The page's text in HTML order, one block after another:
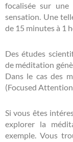
focalisée sur
sensation. Une
de 15 minutes à 1
Des études
de méditation
Dans le cas des
(Focused
Si vous êtes
explorer la
exemple. Vous